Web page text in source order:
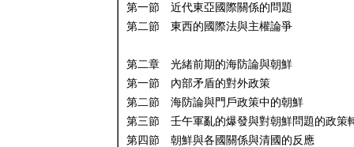
第一節 近代東亞國際關係的問題
第二節 東西的國際法與主權論爭
第二章 光緒前期的海防論與朝鮮
第一節 內部矛盾的對外政策
第二節 海防論與門戶政策中的朝鮮
第三節 壬午軍亂的爆發與對朝鮮問題的政策
第四節 朝鮮與各國關係與清國的反應